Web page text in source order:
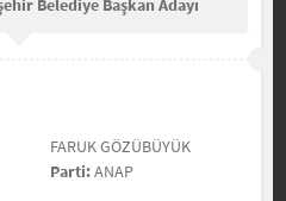
Belediye Başkan Adayı
FARUK GÖZÜBÜYÜK
Parti:ANAP